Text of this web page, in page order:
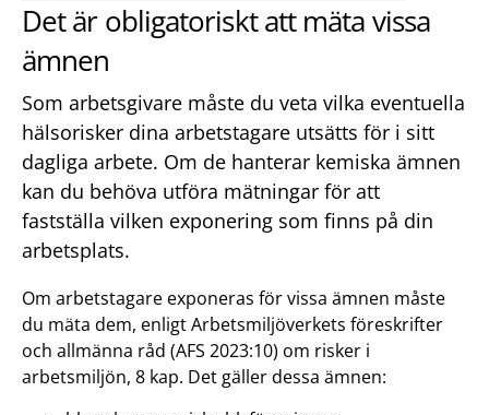
Det är obligatoriskt att mäta vissa
ämnen
Som arbetsgivare måste du veta vilka eventuella
hälsorisker dina arbetstagare utsätts för i sitt
dagliga arbete. Om de hanterar kemiska ämnen
kan du behöva utföra mätningar för att
fastställa vilken exponering som finns på din
arbetsplats.
Om arbetstagare exponeras för vissa ämnen måste
du mäta dem, enligt Arbetsmiljöverkets föreskrifter
och allmänna råd (AFS 2023:10) om risker i
arbetsmiljön, 8 kap. Det gäller dessa ämnen: